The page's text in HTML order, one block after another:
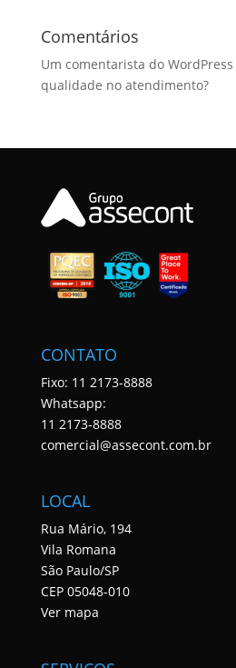
Comentários
Um comentarista do WordPress
qualidade no atendimento?
CONTATO
Fixo: 11 2173-8888
Whatsapp:
11 2173-8888
comercial@assecont.com.br
LOCAL
Rua Mário, 194
Vila Romana
São Paulo/SP
CEP 05048-010
Ver mapa